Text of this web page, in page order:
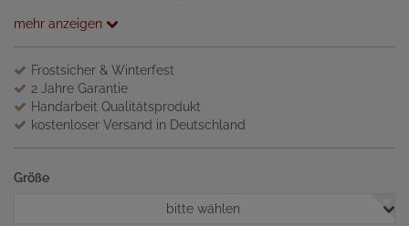
mehr anzeigen
Frostsicher & Winterfest
2 Jahre Garantie
Handarbeit Qualitätsprodukt
kostenloser Versand in Deutschland
Größe
bitte wählen